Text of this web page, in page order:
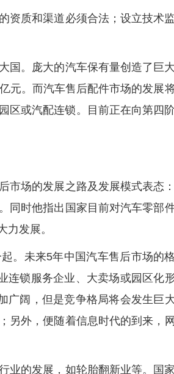
资质和渠道必须合法；设立技术监
国。庞大的汽车保有量创造了巨大
元。而汽车售后配件市场的发展
或汽配连锁。目前正在向第四阶
市场的发展之路及发展模式表态：
同时他指出国家目前对汽车零部
发展。
。未来5年中国汽车售后市场的格
连锁服务企业、大卖场或园区化
广阔，但是竞争格局将会发生巨
另外，便随着信息时代的到来，网
业的发展，如轮胎翻新业等。国家